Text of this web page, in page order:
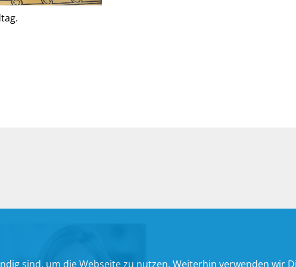
sind, um die Webseite zu nutzen. Weiterhin verwenden wir